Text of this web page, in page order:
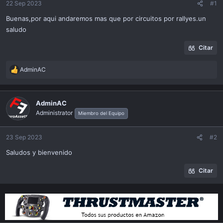
22 Sep 2023 #1
Buenas,por aqui andaremos mas que por circuitos por rallyes.un
saludo
Citar
R
a
c
t
i
o
n
:
AdminAC
AdminAC
Administrator Miembro del Equipo
23 Sep 2023 #2
Saludos y bienvenido
Citar